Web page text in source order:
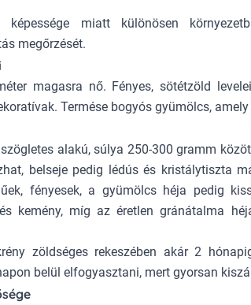
miatt különösen
megőrzését.
magasra nő. Fényes, sötétzöld
Termése bogyós gyümölcs,
alakú, súlya 250-300 gramm
belseje pedig lédús és kristálytiszta
fényesek, a gyümölcs héja pedig
kemény, míg az éretlen gránátalma
zöldséges rekeszében akár 2
belül elfogyasztani, mert gyorsan